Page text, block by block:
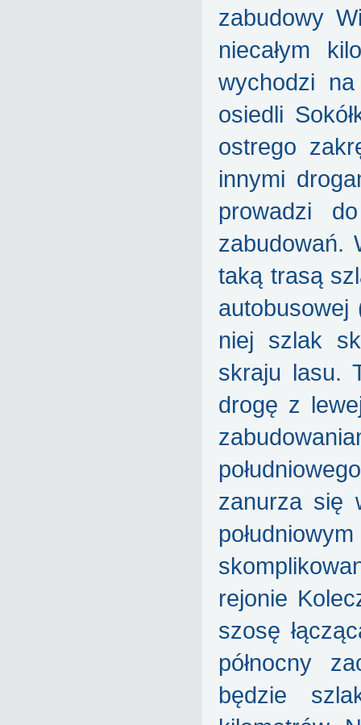
zabudowy
niecałym
wychodzi
osiedli
ostrego
innymi
prowadzi
zabudowań.
taką trasą
niej szlak
skraju lasu.
drogę z
zanurza się
rejonie
szosę
północny
będzie